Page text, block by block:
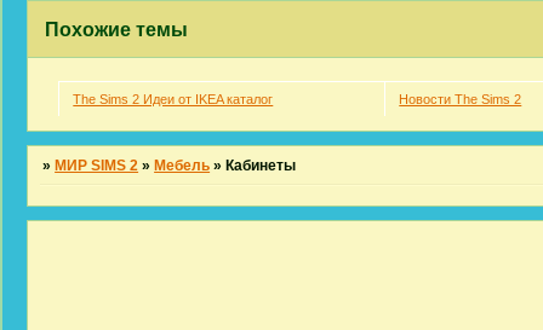
Похожие темы
The Sims 2 Идеи от IKEA каталог Новости The Sims 2
» МИР SIMS 2 » Мебель » Кабинеты